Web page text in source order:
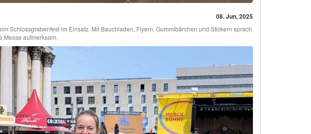
08. Jun, 2025
Schlossgrabenfest im Einsatz. Mit Bauchladen, Flyern, Gummibärchen und Stickern sprach
Messe aufmerksam.